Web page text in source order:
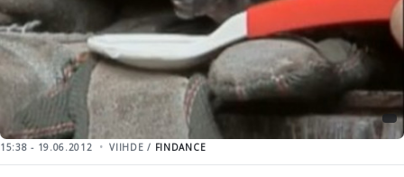
15:38 - 19.06.2012 VIIHDE / FINDANCE